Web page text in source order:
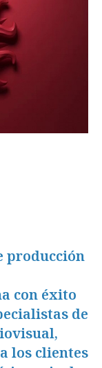
producción
con éxito
de
los clientes